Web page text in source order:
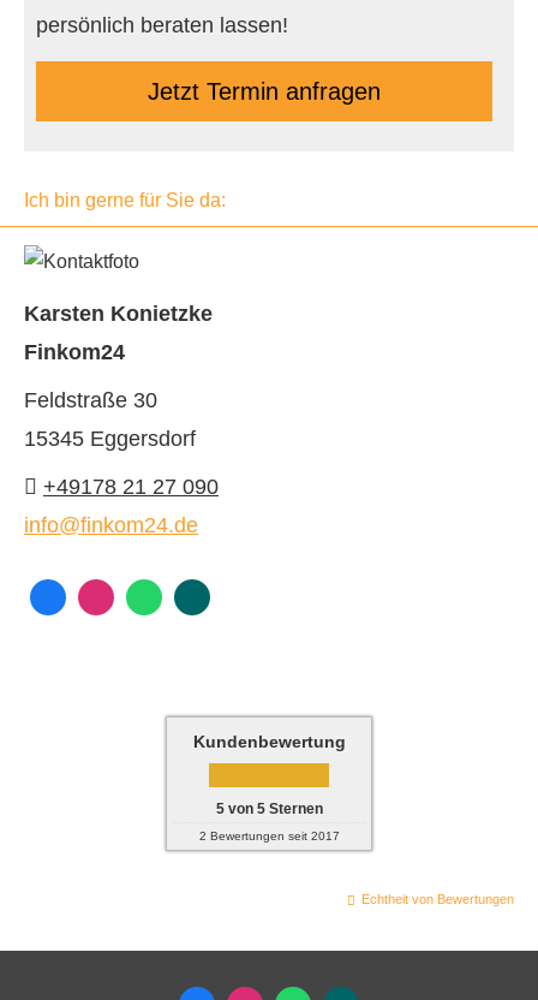
persönlich beraten lassen!
Jetzt Termin anfragen
Ich bin gerne für Sie da:
Karsten Konietzke
Finkom24
Feldstraße 30
15345 Eggersdorf
+49178 21 27 090
info@finkom24.de
Kundenbewertung
5von 5Sternen
2 Bewertungen seit 2017
Echtheit von Bewertungen